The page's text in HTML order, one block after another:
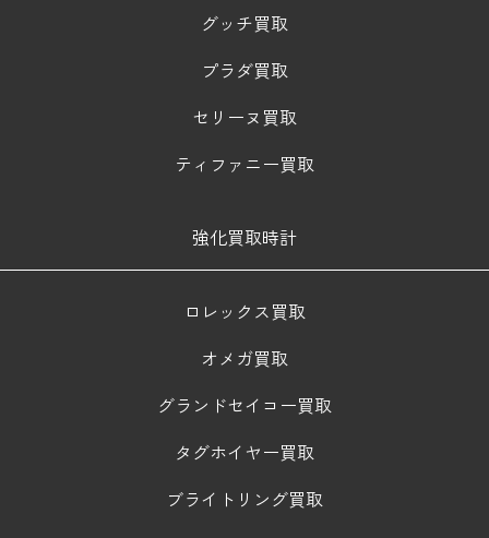
グッチ買取
プラダ買取
セリーヌ買取
ティファニー買取
強化買取時計
ロレックス買取
オメガ買取
グランドセイコー買取
タグホイヤー買取
ブライトリング買取